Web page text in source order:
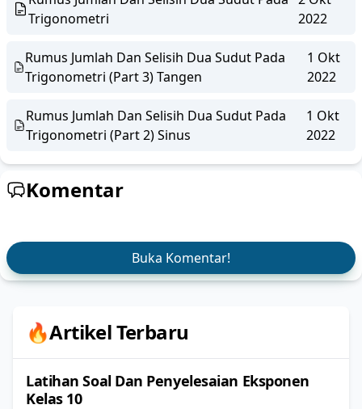
Trigonometri
2022
Rumus Jumlah Dan Selisih Dua Sudut Pada
Trigonometri (Part 3) Tangen
1 Okt
2022
Rumus Jumlah Dan Selisih Dua Sudut Pada
Trigonometri (Part 2) Sinus
1 Okt
2022
Komentar
Buka Komentar!
🔥Artikel Terbaru
Latihan Soal Dan Penyelesaian Eksponen
Kelas 10